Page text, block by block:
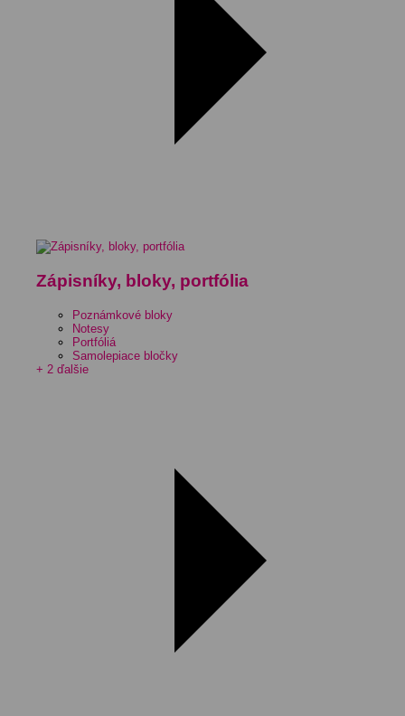
Zápisníky, bloky, portfólia
Poznámkové bloky
Notesy
Portfóliá
Samolepiace bločky
+ 2 ďalšie